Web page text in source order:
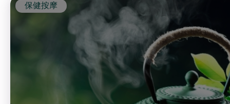
保健按摩